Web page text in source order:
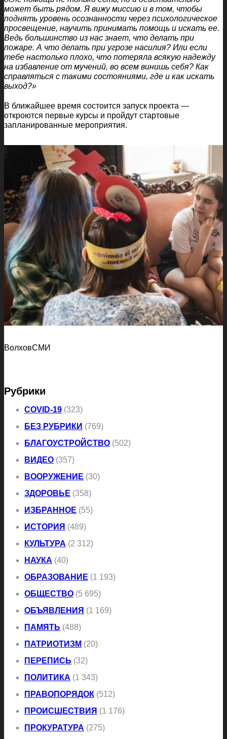
может быть рядом. Я вижу миссию и в том, чтобы
поднять уровень осознанности через психологическое
просвещение, научить принимать помощь и искать ее.
Ведь большинство из нас знает, что делать при
пожаре. А что делать при угрозе насилия? Или если
тебе настолько плохо, что потеряла всякую надежду
на избавление от мучений, во всем винишь себя? Как
справляться с такими состояниями, где и как искать
выход?»
В ближайшее время состоится запуск проекта —
откроются первые курсы и пройдут стартовые
запланированные мероприятия.
ВолховСМИ
Рубрики
COVID-19 (323)
БЕЗ РУБРИКИ (769)
БЛАГОУСТРОЙСТВО (502)
ВИДЕО (357)
ВООРУЖЕНИЕ (30)
ЗДОРОВЬЕ (358)
ИЗБРАННОЕ (55)
ИСТОРИЯ (489)
КУЛЬТУРА (2 312)
НАУКА (40)
ОБРАЗОВАНИЕ (1 193)
ОБЩЕСТВО (5 695)
ОБЪЯВЛЕНИЯ (1 169)
ПАМЯТЬ (488)
ПАТРИОТИЗМ (20)
ПЕРЕПИСЬ (32)
ПОЛИТИКА (1 343)
ПРАВОПОРЯДОК (512)
ПРОИСШЕСТВИЯ (1 176)
ПРОКУРАТУРА (275)